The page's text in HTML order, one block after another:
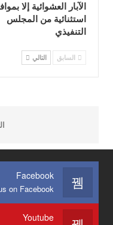
الآبار العشوائية إلا
استثنائية من المجلس
التنفيذي
السابق التالي
Facebook
Youtube